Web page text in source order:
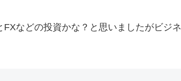
などの投資かな？と思いましたがビジネ